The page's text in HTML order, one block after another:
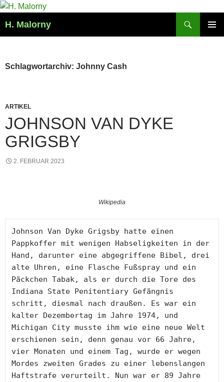
Zum
springen
H. Malorny
Schlagwortarchiv: Johnny Cash
ARTIKEL
JOHNSON VAN DYKE
GRIGSBY
2. FEBRUAR 2023
Wikipedia
Johnson Van Dyke Grigsby hatte einen
Pappkoffer mit wenigen Habseligkeiten in der
Hand, darunter eine abgegriffene Bibel, drei
alte Uhren, eine Flasche Fußspray und ein
Päckchen Tabak, als er durch die Tore des
Indiana State Penitentiary Gefängnis
schritt, diesmal nach draußen. Es war ein
kalter Dezembertag im Jahre 1974, und
Michigan City musste ihm wie eine neue Welt
erschienen sein, denn genau vor 66 Jahre,
vier Monaten und einem Tag, wurde er wegen
Mordes zweiten Grades zu einer lebenslangen
Haftstrafe verurteilt. Nun war er 89 Jahre